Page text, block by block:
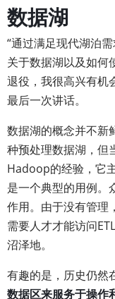
数据湖
“通过满足现代湖泊
关于数据湖以及如何
退役，我很高兴有机
最后一次讲话。
数据湖的概念并不
种预处理数据湖，但
Hadoop的经验，它
是一个典型的用例
作用。由于没有管理
需要人才才能访问
沼泽地。
有趣的是，历史仍然
数据区来服务于操作